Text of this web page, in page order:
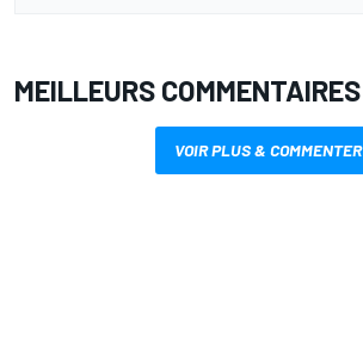
MEILLEURS COMMENTAIRES
VOIR PLUS & COMMENTER